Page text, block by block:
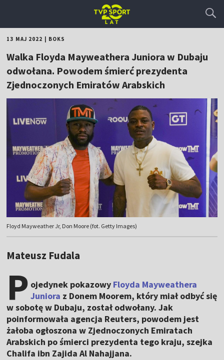
13 MAJ 2022 BOKS
Walka Floyda Mayweathera Juniora w Dubaju
odwołana. Powodem śmierć prezydenta
Zjednoczonych Emiratów Arabskich
Floyd Mayweather Jr, Don Moore (fot. Getty Images)
Mateusz Fudala
P ojedynek pokazowy Floyda Mayweathera
Juniora z Donem Moorem, który miał odbyć się
w sobotę w Dubaju, został odwołany. Jak
poinformowała agencja Reuters, powodem jest
żałoba ogłoszona w Zjednoczonych Emiratach
Arabskich po śmierci prezydenta tego kraju, szejka
Chalifa ibn Zajida Al Nahajjana.